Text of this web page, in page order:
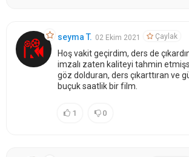
seyma T. 02 Ekim 2021 Çaylak
Hoş vakit geçirdim, ders de
imzalı zaten kaliteyi tahmin
göz dolduran, ders çıkarttıran ve
buçuk saatlik bir film.
1 0